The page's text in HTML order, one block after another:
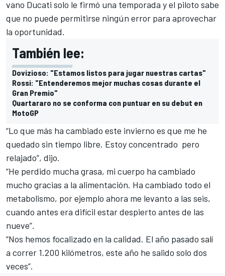
vano Ducati solo le firmó una temporada y el piloto sabe
que no puede permitirse ningún error para aprovechar
la oportunidad.
También lee:
Dovizioso: "Estamos listos para jugar nuestras cartas"
Rossi: "Entenderemos mejor muchas cosas durante el
Gran Premio"
Quartararo no se conforma con puntuar en su debut en
MotoGP
“Lo que más ha cambiado este invierno es que me he
quedado sin tiempo libre. Estoy concentrado pero
relajado”, dijo.
“He perdido mucha grasa, mi cuerpo ha cambiado
mucho gracias a la alimentación. Ha cambiado todo el
metabolismo, por ejemplo ahora me levanto a las seis,
cuando antes era difícil estar despierto antes de las
nueve”.
“Nos hemos focalizado en la calidad. El año pasado salí
a correr 1.200 kilómetros, este año he salido solo dos
veces”.